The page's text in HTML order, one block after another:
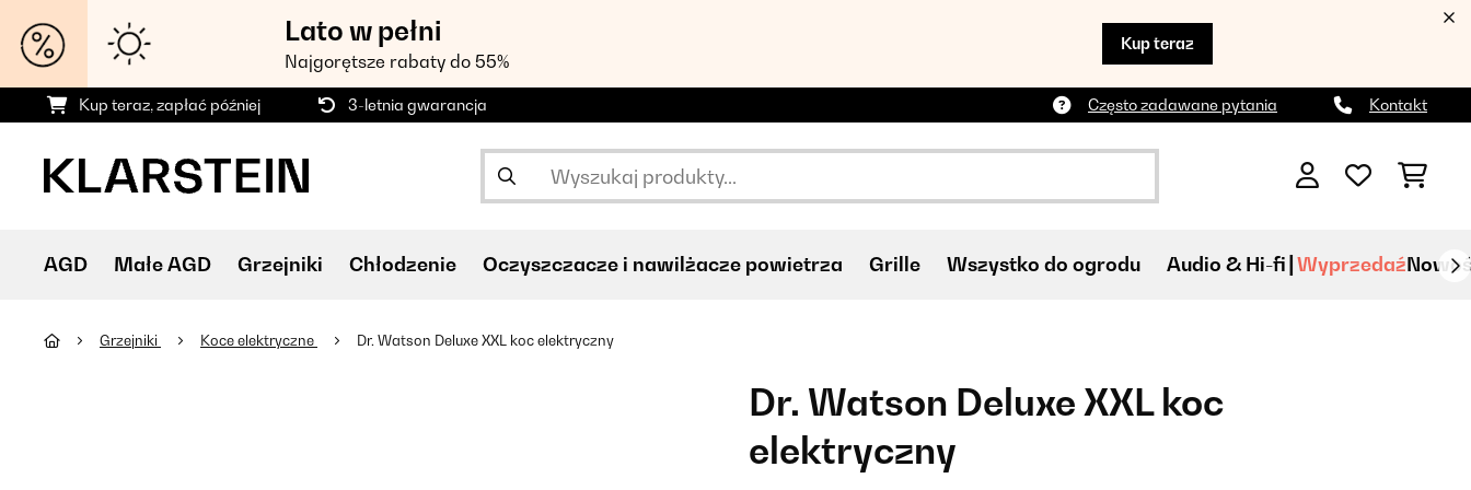
Lato w pełni
Najgorętsze rabaty do 55%
Kup teraz
Kup teraz, zapłać później 3-letnia gwarancja Często zadawane pytania Kontakt
AGD Małe AGD Grzejniki Chłodzenie Oczyszczacze i nawilżacze powietrza Grille Wszystko do ogrodu Audio & Hi-fi Wyprzedaź
Grzejniki Koce elektryczne Dr. Watson Deluxe XXL koc elektryczny
Dr. Watson Deluxe XXL koc
elektryczny